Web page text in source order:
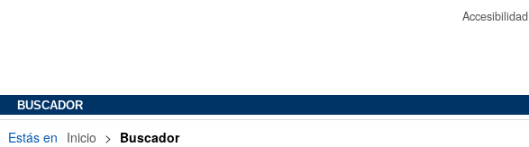
Accesibilidad
BUSCADOR
Estás en Inicio > Buscador